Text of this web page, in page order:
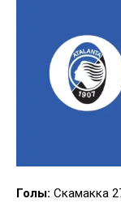
Голы: Скамакка